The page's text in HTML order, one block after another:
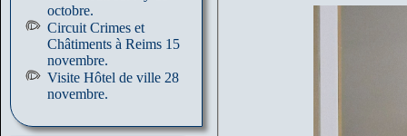
octobre.
Circuit Crimes et
Châtiments à Reims 15
novembre.
Visite Hôtel de ville 28
novembre.